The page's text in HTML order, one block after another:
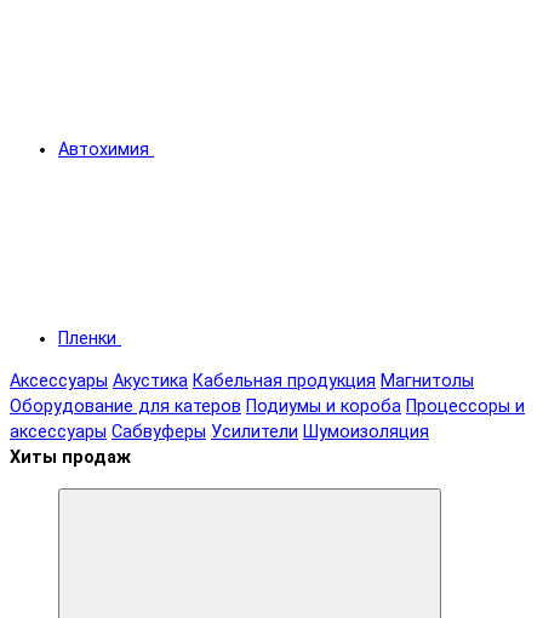
Автохимия
Пленки
Аксессуары Акустика Кабельная продукция Магнитолы
Оборудование для катеров Подиумы и короба Процессоры и
аксессуары Сабвуферы Усилители Шумоизоляция
Хиты продаж